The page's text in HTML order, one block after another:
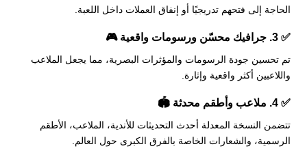
الحاجة إلى فتحهم تدريجيًا أو إنفاق العملات داخل اللعبة.
✅ 3. جرافيك محسّن ورسومات واقعية 🎮
تم تحسين جودة الرسومات والمؤثرات البصرية، مما يجعل الملاعب
واللاعبين أكثر واقعية وإثارة.
✅ 4. ملاعب وأطقم محدثة 🏟️
تتضمن النسخة المعدلة أحدث التحديثات للأندية، الملاعب، الأطقم
الرسمية، والشعارات الخاصة بالفرق الكبرى حول العالم.